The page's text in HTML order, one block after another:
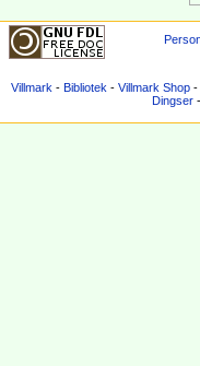
Villmark- Bibliotek- Villmark Shop-
Dingser -